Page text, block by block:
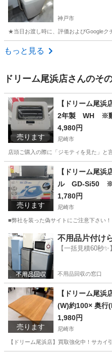
神戸市
★当日お渡し時に、評価およびGoogleク
兵庫 神戸市
もっと見る
ドリーム尾浜店さんのそ
売ります
【ドリーム尾
2年製 WH ※動
り 高さ(H)51×
4,980円
尼崎市
店頭ご購入の際に「ジモティを見た」
兵庫 尼崎市 キッチン家電
売ります
【ドリーム尾
ル GD-Si50 ※
cm× 幅(W)--cm×
1,780円
尼崎市
■弊社を装った偽サイトにご注意下さい
兵庫 尼崎市 生活家電 買取
不用品片付け
【一括見積60秒
不用品回収の窓口
売ります
【ドリーム尾
(W)約100× 奥行
品です。
1,980円
尼崎市
【ドリーム尾浜店】買取強化中！サカ